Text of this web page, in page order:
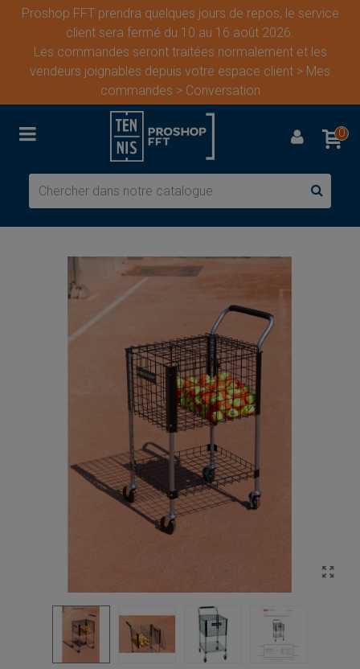
Proshop FFT prendra quelques jours de repos, le service
client sera fermé du 10 au 16 août 2026.
Les commandes seront traitées normalement et les
vendeurs joignables depuis votre espace client > Mes
commandes > Conversation
0